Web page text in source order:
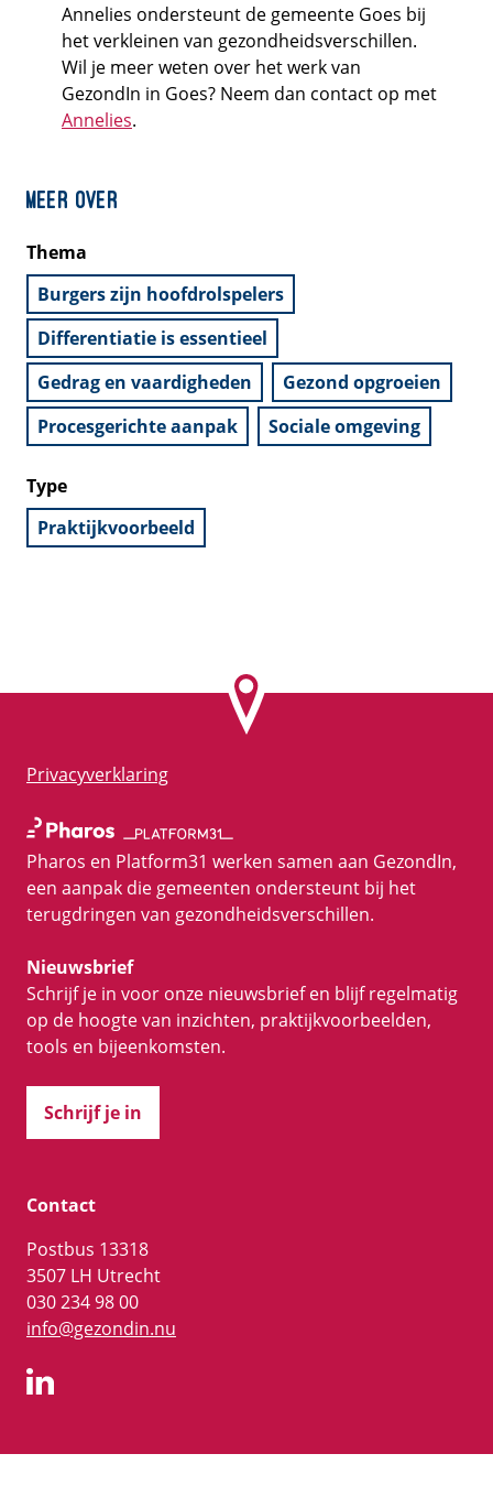
Annelies ondersteunt de gemeente Goes bij
het verkleinen van gezondheidsverschillen.
Wil je meer weten over het werk van
GezondIn in Goes? Neem dan contact op met
Annelies.
Meer over
Thema
Burgers zijn hoofdrolspelers
Differentiatie is essentieel
Gedrag en vaardigheden
Gezond opgroeien
Procesgerichte aanpak
Sociale omgeving
Type
Praktijkvoorbeeld
Privacyverklaring
Pharos en Platform31 werken samen aan GezondIn,
een aanpak die gemeenten ondersteunt bij het
terugdringen van gezondheidsverschillen.
Nieuwsbrief
Schrijf je in voor onze nieuwsbrief en blijf regelmatig
op de hoogte van inzichten, praktijkvoorbeelden,
tools en bijeenkomsten.
Schrijf je in
Contact
Postbus 13318
3507 LH Utrecht
030 234 98 00
info@gezondin.nu